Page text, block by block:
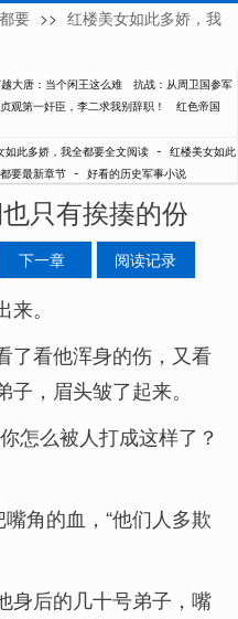
要 >> 红楼美女如此多娇，我
大唐：当个闲王这么难
抗战：从周卫国参军
贞观第一奸臣，李二求我别辞职！
红色帝国
如此多娇，我全都要全文阅读 - 红楼美女如此
要最新章节 - 好看的历史军事小说
只有挨揍的份
下一章 阅读记录
。
了看他浑身的伤，又看
，眉头皱了起来。
怎么被人打成这样了？
角的血，“他们人多欺
身后的几十号弟子，嘴